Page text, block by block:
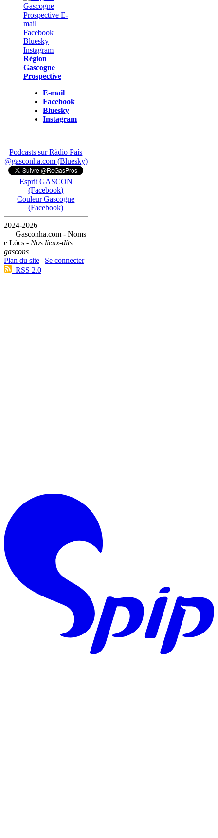
Région
Gascogne
Prospective
E-mail
Facebook
Bluesky
Instagram
Podcasts sur Ràdio País
@gasconha.com (Bluesky)
Esprit GASCON
(Facebook)
Couleur Gascogne
(Facebook)
2024-2026
— Gasconha.com - Noms
e Lòcs - Nos lieux-dits
gascons
Plan du site | Se connecter|
RSS 2.0